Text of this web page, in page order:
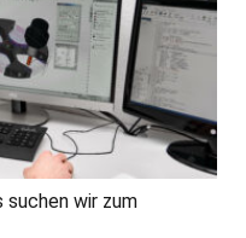
suchen wir zum